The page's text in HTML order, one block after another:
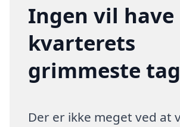
Ingen vil have
kvarterets
grimmeste
Der er ikke meget ved at